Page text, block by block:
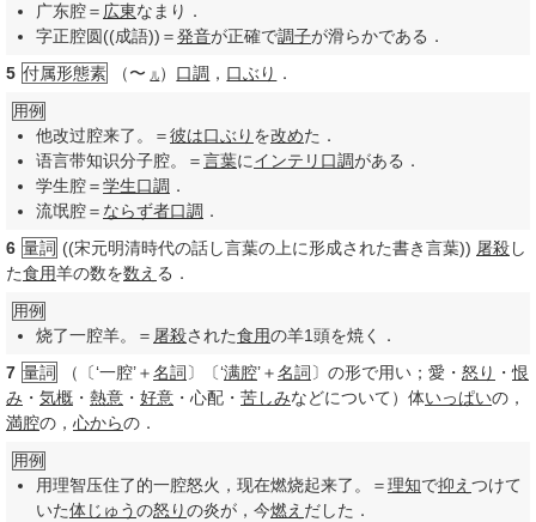
广东腔＝ 広東なまり．
字正腔圆((成語))＝発音が正確で調子が滑らかである．
5 付属形態素 （〜 儿 ） 口調 ， 口ぶり ．
用例
他改过腔来了。＝彼は口ぶり を改めた．
语言带知识分子腔。＝言葉にインテリ 口調がある．
学生腔＝学生口調 ．
流氓腔＝ ならず者口調 ．
6 量詞 ((宋元明清時代の話し言葉の上に形成された書き言葉)) 屠殺し
た食用羊の数を数え る．
用例
烧了一腔羊。＝ 屠殺された食用の羊1頭を焼く．
7 量詞 （〔‘一腔’＋名詞〕〔‘满腔’＋名詞〕の形で用い；愛・ 怒り ・恨
み ・ 気概 ・ 熱意 ・ 好意 ・心配・ 苦しみなどについて）体いっぱいの，
満腔の， 心からの．
用例
用理智压住了的一腔怒火，现在燃烧起来了。＝理知で抑え つけて
いた体じゅうの怒りの炎が，今燃え だした．